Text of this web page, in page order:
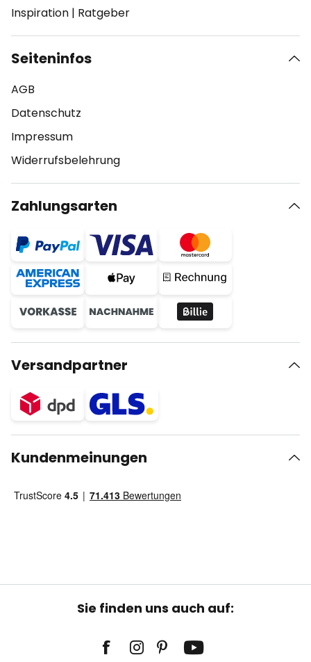
Inspiration | Ratgeber
Seiteninfos
AGB
Datenschutz
Impressum
Widerrufsbelehrung
Zahlungsarten
Versandpartner
Kundenmeinungen
Sie finden uns auch auf: